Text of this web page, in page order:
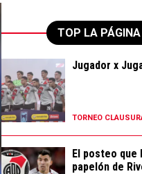
TOP LA
Jugador x
TORNEO
El posteo que
papelón de